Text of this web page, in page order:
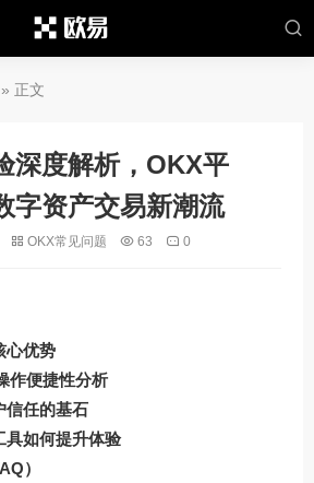
» 正文
深度解析，OKX平
字资产交易新潮流
OKX常见问题 63 0
心优势
作便捷性分析
信任的基石
具如何提升体验
）